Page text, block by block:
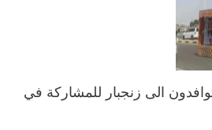
الى زنجبار للمشاركة في